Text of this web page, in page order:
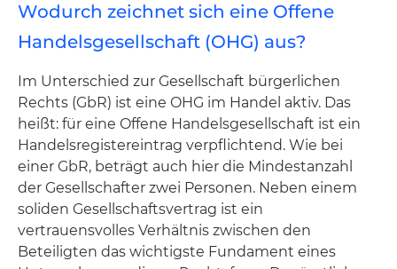
Wodurch zeichnet sich eine Offene
Handelsgesellschaft (OHG) aus?
Im Unterschied zur Gesellschaft bürgerlichen
Rechts (GbR) ist eine OHG im Handel aktiv. Das
heißt: für eine Offene Handelsgesellschaft ist ein
Handelsregistereintrag verpflichtend. Wie bei
einer GbR, beträgt auch hier die Mindestanzahl
der Gesellschafter zwei Personen. Neben einem
soliden Gesellschaftsvertrag ist ein
vertrauensvolles Verhältnis zwischen den
Beteiligten das wichtigste Fundament eines